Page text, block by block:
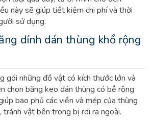
này sẽ giúp tiết kiệm chi phí và thời
sử dụng.
dính dán thùng khổ rộng
gói những đồ vật có kích thước lớn và
chọn băng keo dán thùng có bề rộng
bao phủ các viền và mép của thùng
vật bên trong bị rơi ra ngoài.